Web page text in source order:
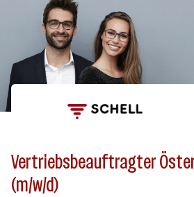
Vertriebsbeauftragter
(m/w/d)